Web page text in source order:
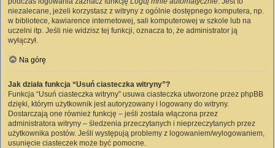
niezalecane, jeżeli korzystasz z witryny z ogólnie dostępnego komputera, np.
w bibliotece, kawiarence internetowej, sali komputerowej w szkole lub na
uczelni itp. Jeśli nie widzisz tej funkcji, oznacza to, że administrator ją
wyłączył.
Na górę
Jak działa funkcja “Usuń ciasteczka witryny”?
Funkcja “Usuń ciasteczka witryny” usuwa ciasteczka utworzone przez phpBB
dzięki, którym użytkownik jest autoryzowany i logowany do witryny.
Dostarczają one również funkcję – jeśli została włączona przez
administratora witryny – śledzenia przeczytanych i nieprzeczytanych przez
użytkownika postów. Jeśli występują problemy z logowaniem/wylogowaniem,
usunięcie ciasteczek może być pomocne.